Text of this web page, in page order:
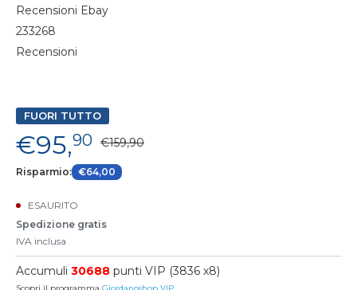
Recensioni Ebay
233268
Recensioni
FUORI TUTTO
€95,90 €159,90
Risparmio: €64,00
ESAURITO
Spedizione gratis
IVA inclusa
Accumuli 30688 punti VIP (3836 x8)